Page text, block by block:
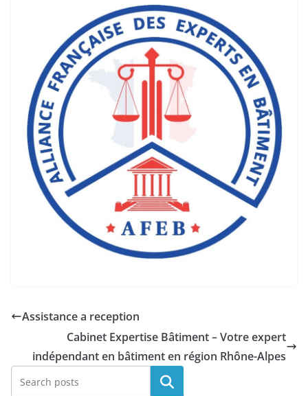
Assistance a reception
Cabinet Expertise Bâtiment – Votre expert
indépendant en bâtiment en région Rhône-Alpes
Rechercher